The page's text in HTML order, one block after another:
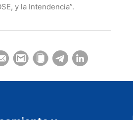
y la Intendencia”.